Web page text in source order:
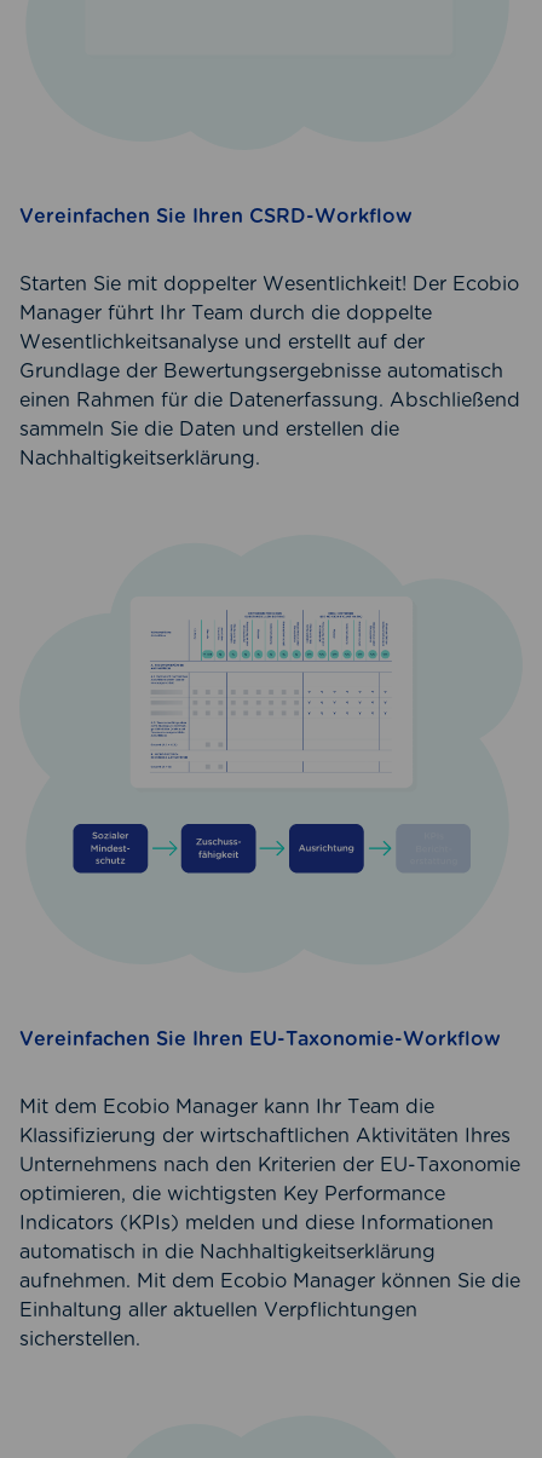
Vereinfachen Sie Ihren CSRD-Workflow
Starten Sie mit doppelter Wesentlichkeit! Der Ecobio
Manager führt Ihr Team durch die doppelte
Wesentlichkeitsanalyse und erstellt auf der
Grundlage der Bewertungsergebnisse automatisch
einen Rahmen für die Datenerfassung. Abschließend
sammeln Sie die Daten und erstellen die
Nachhaltigkeitserklärung.
Vereinfachen Sie Ihren EU-Taxonomie-Workflow
Mit dem Ecobio Manager kann Ihr Team die
Klassifizierung der wirtschaftlichen Aktivitäten Ihres
Unternehmens nach den Kriterien der EU-Taxonomie
optimieren, die wichtigsten Key Performance
Indicators (KPIs) melden und diese Informationen
automatisch in die Nachhaltigkeitserklärung
aufnehmen. Mit dem Ecobio Manager können Sie die
Einhaltung aller aktuellen Verpflichtungen
sicherstellen.